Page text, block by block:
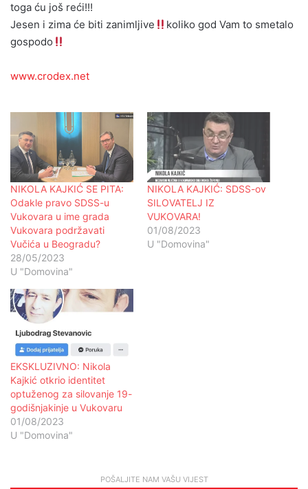
toga ću još reći!!!
Jesen i zima će biti zanimljive
koliko god Vam to smetalo
gospodo
www.crodex.net
NIKOLA KAJKIĆ SE PITA:
Odakle pravo SDSS-u
Vukovara u ime grada
Vukovara podržavati
Vučića u Beogradu?
28/05/2023
U "Domovina"
NIKOLA KAJKIĆ: SDSS-ov
SILOVATELJ IZ
VUKOVARA!
01/08/2023
U "Domovina"
EKSKLUZIVNO: Nikola
Kajkić otkrio identitet
optuženog za silovanje 19-
godišnjakinje u Vukovaru
01/08/2023
U "Domovina"
POŠALJITE NAM VAŠU VIJEST